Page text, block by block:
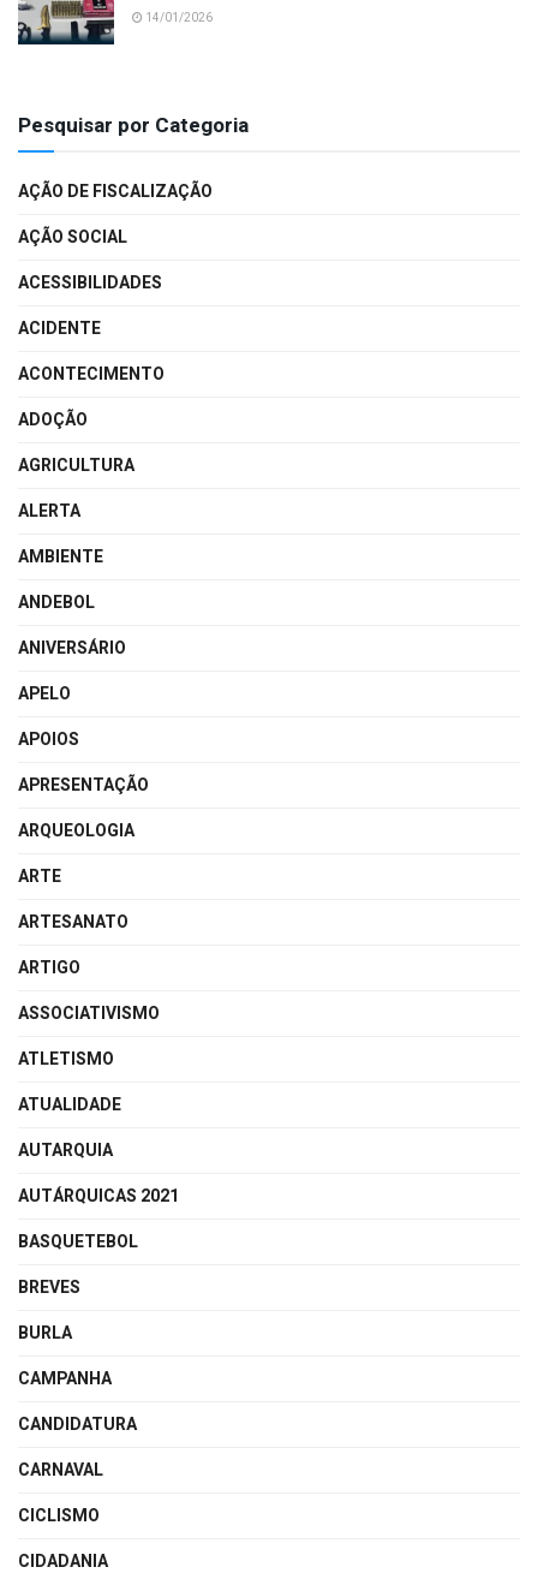
14/01/2026
Pesquisar por Categoria
AÇÃO DE FISCALIZAÇÃO
AÇÃO SOCIAL
ACESSIBILIDADES
ACIDENTE
ACONTECIMENTO
ADOÇÃO
AGRICULTURA
ALERTA
AMBIENTE
ANDEBOL
ANIVERSÁRIO
APELO
APOIOS
APRESENTAÇÃO
ARQUEOLOGIA
ARTE
ARTESANATO
ARTIGO
ASSOCIATIVISMO
ATLETISMO
ATUALIDADE
AUTARQUIA
AUTÁRQUICAS 2021
BASQUETEBOL
BREVES
BURLA
CAMPANHA
CANDIDATURA
CARNAVAL
CICLISMO
CIDADANIA